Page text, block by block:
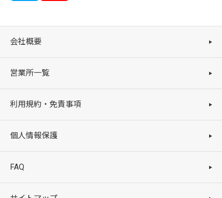
会社概要
営業所一覧
利用規約・免責事項
個人情報保護
FAQ